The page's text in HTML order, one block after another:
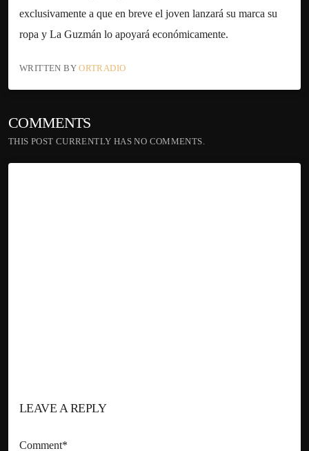
exclusivamente a que en breve el joven lanzará su marca su
ropa y La Guzmán lo apoyará económicamente.
WRITTEN BYORTRADIO
COMMENTS
THIS POST CURRENTLY HAS NO COMMENTS.
LEAVE A REPLY
Comment*